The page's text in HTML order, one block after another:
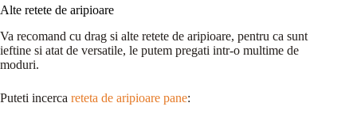
Alte retete de aripioare
Va recomand cu drag si alte retete de aripioare, pentru ca sunt
ieftine si atat de versatile, le putem pregati intr-o multime de
moduri.
Puteti incerca reteta de aripioare pane: